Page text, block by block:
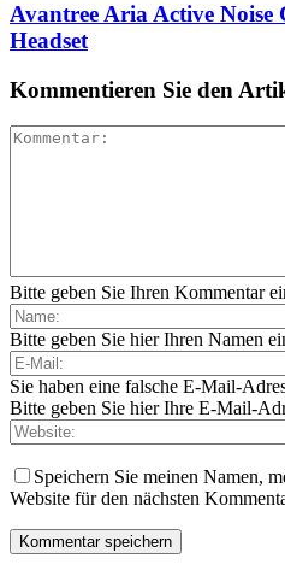
Avantree Aria Active Noise
Headset
Kommentieren Sie den
Bitte geben Sie Ihren Kommentar
Bitte geben Sie hier Ihren Namen
Sie haben eine falsche E-Mail-
Bitte geben Sie hier Ihre E-Mail-
Speichern Sie meinen Namen,
Website für den nächsten